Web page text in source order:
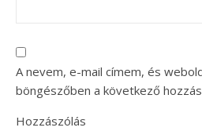
A nevem, e-mail címem, és
böngészőben a következő
Hozzászólás